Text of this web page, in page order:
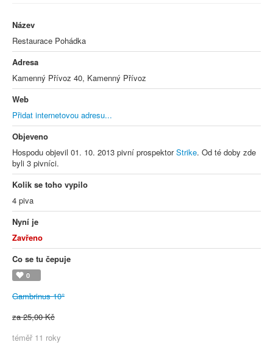
Název
Restaurace Pohádka
Adresa
Kamenný Přívoz 40, Kamenný Přívoz
Web
Přidat internetovou adresu...
Objeveno
Hospodu objevil 01. 10. 2013 pivní prospektorStrike. Od té doby zde
byli 3 pivníci.
Kolik se toho vypilo
4 piva
Nyní je
Zavřeno
Co se tu čepuje
0
Gambrinus 10°
za 25,00 Kč
téměř 11 roky